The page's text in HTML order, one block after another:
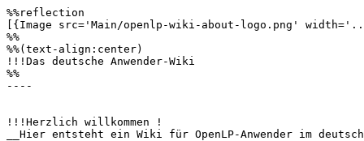
%%reflection
[{Image src='Main/openlp-wiki-about-logo.png'
%%
%%(text-align:center)
!!!Das deutsche Anwender-Wiki
%%
----
!!!Herzlich willkommen !
__Hier entsteht ein Wiki für OpenLP-Anwender im